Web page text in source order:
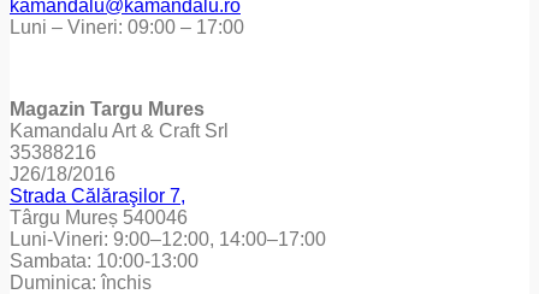
kamandalu@kamandalu.ro
Luni – Vineri: 09:00 – 17:00
Magazin Targu Mures
Kamandalu Art & Craft Srl
35388216
J26/18/2016
Strada Călăraşilor 7,
Târgu Mureș 540046
Luni-Vineri: 9:00–12:00, 14:00–17:00
Sambata: 10:00-13:00
Duminica: închis